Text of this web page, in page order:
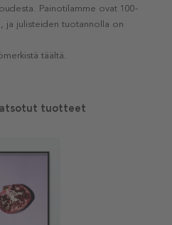
Painotilamme ovat 100-
ja julisteiden tuotannolla on
täältä.
tuotteet